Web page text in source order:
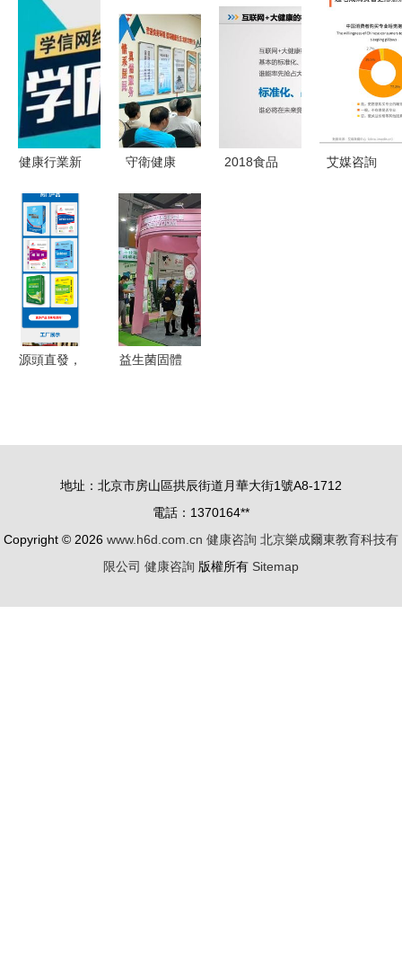
康獲評“優
質服務示范
社區衛生服
務中心”，
居民健康咨
詢觸手可及
泉查田 送
醫下鄉暖民
心，健康服
務零距離
社區 便民
服務暖人心
健康行業新
熱門職業賦
能未來生活
守衛健康
我市心腦血
管疾病專家
健康咨詢活
動圓滿舉行
2018食品
艾媒咨詢
源頭直發，
與健康護航
益生菌固體
合作方案
地址：北京市房山區拱辰街道月華大街1號A8-1712
電話：1370164**
Copyright © 2026 www.h6d.com.cn 健康咨詢 北京樂成爾東教育科技有
限公司 健康咨詢 版權所有 Sitemap